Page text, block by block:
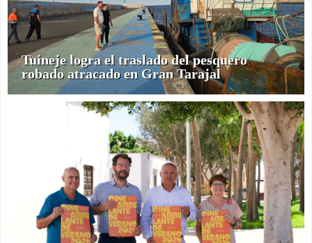
Tuineje logra el traslado del pesquero
robado atracado en Gran Tarajal